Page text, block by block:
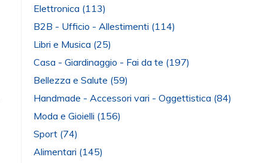
Elettronica (113)
B2B - Ufficio - Allestimenti (114)
Libri e Musica (25)
Casa - Giardinaggio - Fai da te (197)
Bellezza e Salute (59)
Handmade - Accessori vari - Oggettistica (84)
Moda e Gioielli (156)
Sport (74)
Alimentari (145)